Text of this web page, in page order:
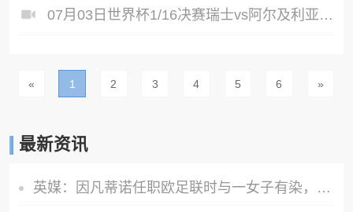
07月03日世界杯1/16决赛瑞士vs阿尔及利亚全场录像
« 1 2 3 4 5 6 »
最新资讯
英媒：因凡蒂诺任职欧足联时与一女子有染，欧足联付6位数封口费